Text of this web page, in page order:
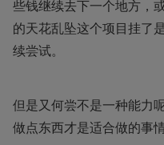
些钱继续去下一个地方，
的天花乱坠这个项目挂了
续尝试。
但是又何尝不是一种能力
做点东西才是适合做的事情